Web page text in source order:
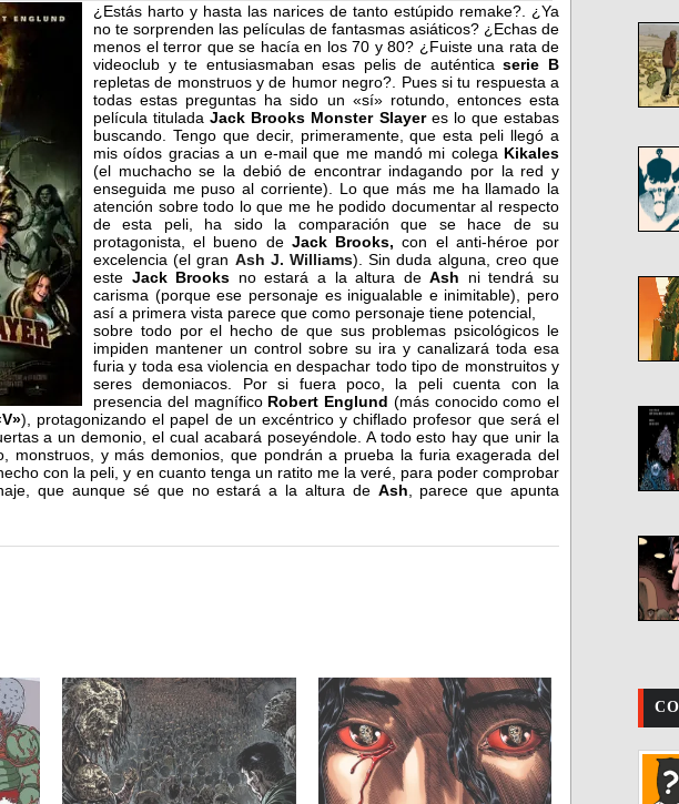
¿Estás harto y hasta las narices de tanto estúpido remake?. ¿Ya
no te sorprenden las películas de fantasmas asiáticos? ¿Echas de
menos el terror que se hacía en los 70 y 80? ¿Fuiste una rata de
videoclub y te entusiasmaban esas pelis de auténticaserie B
repletas de monstruos y de humor negro?. Pues si tu respuesta a
todas estas preguntas ha sido un «sí» rotundo, entonces esta
película tituladaJack Brooks Monster Slayeres lo que estabas
buscando. Tengo que decir, primeramente, que esta peli llegó a
mis oídos gracias a un e-mail que me mandó mi colega Kikales
(el muchacho se la debió de encontrar indagando por la red y
enseguida me puso al corriente). Lo que más me ha llamado la
atención sobre todo lo que me he podido documentar al respecto
de esta peli, ha sido la comparación que se hace de su
protagonista, el bueno de Jack Brooks,con el anti-héroe por
excelencia (el gran Ash J. Williams). Sin duda alguna, creo que
este Jack Brooks no estará a la altura deAsh ni tendrá su
carisma (porque ese personaje es inigualable e inimitable), pero
así a primera vista parece que como personaje tiene potencial,
sobre todo por el hecho de que sus problemas psicológicos le
impiden mantener un control sobre su ira y canalizará toda esa
furia y toda esa violencia en despachar todo tipo de monstruitos y
seres demoniacos. Por si fuera poco, la peli cuenta con la
presencia del magnífico Robert Englund (más conocido como el
), protagonizando el papel de un excéntrico y chiflado profesor que será el
a un demonio, el cual acabará poseyéndole. A todo esto hay que unir la
monstruos, y más demonios, que pondrán a prueba la furia exagerada del
con la peli, y en cuanto tenga un ratito me la veré, para poder comprobar
que aunque sé que no estará a la altura de Ash , parece que apunta